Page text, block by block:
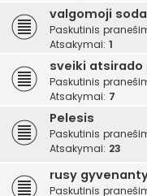
valgomoji
Paskutinis
Atsakymai: 1
sveiki atsirado
Paskutinis
Atsakymai: 7
Pelesis
Paskutinis
Atsakymai: 23
rusy
Paskutinis